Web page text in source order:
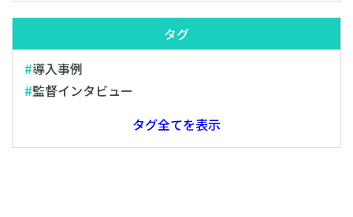
タグ
導入事例
監督インタビュー
タグ全てを表示